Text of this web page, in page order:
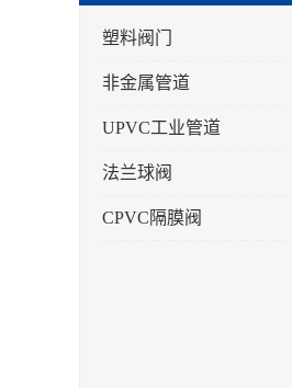
塑料阀门
非金属管道
UPVC工业管道
法兰球阀
CPVC隔膜阀